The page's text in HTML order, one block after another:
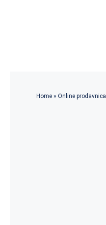
Home» Online prodavnica